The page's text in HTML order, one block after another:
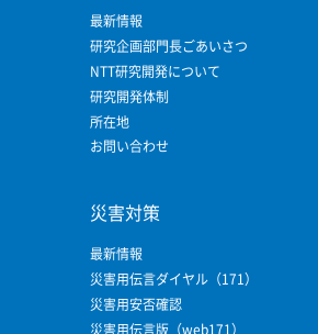
最新情報
研究企画部門長ごあいさつ
NTT研究開発について
研究開発体制
所在地
お問い合わせ
災害対策
最新情報
災害用伝言ダイヤル（171）
災害用安否確認
災害用伝言版（web171）